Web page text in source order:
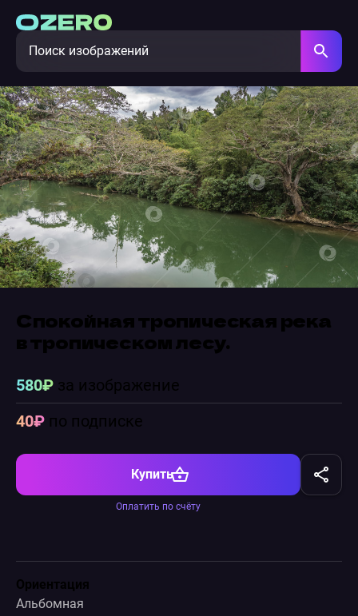
Спокойная тропическая река
в тропическом лесу.
580₽за изображение
40₽по подписке
Купить
Оплатить по счёту
Ориентация
Альбомная